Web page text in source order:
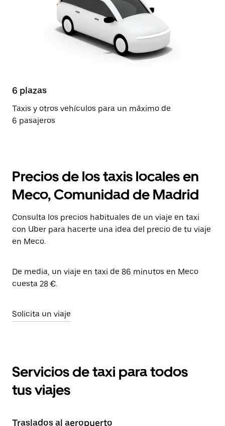
6 plazas
Taxis y otros vehículos para un máximo de
6 pasajeros
Precios de los taxis locales en
Meco, Comunidad de Madrid
Consulta los precios habituales de un viaje en taxi
con Uber para hacerte una idea del precio de tu viaje
en Meco.
De media, un viaje en taxi de 86 minutos en Meco
cuesta 28 €.
Solicita un viaje
Servicios de taxi para todos
tus viajes
Traslados al aeropuerto